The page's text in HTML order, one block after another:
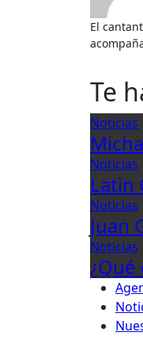
El cantante Joan Manuel Serrat ha grabado una versión colectiva inédita de su tema «Mediterráneo»,
Te
Noticias
Noticias
Latin
Noticias
Juan
Noticias